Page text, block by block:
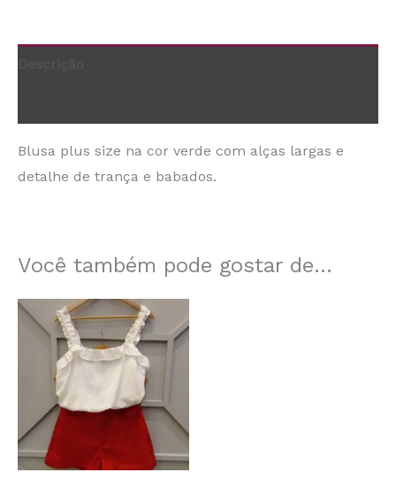
Blusa plus size na cor verde com alças largas e
detalhe de trança e babados.
Você também pode gostar de…